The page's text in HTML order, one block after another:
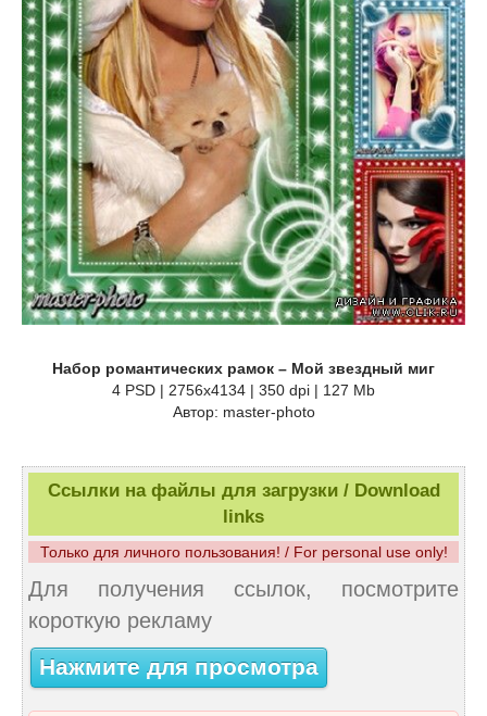
Набор романтических рамок – Мой звездный миг
4 PSD | 2756x4134 | 350 dpi | 127 Mb
Автор: master-photo
Ссылки на файлы для загрузки / Download
links
Только для личного пользования! / For personal use only!
Для получения ссылок, посмотрите
короткую рекламу
Нажмите для просмотра